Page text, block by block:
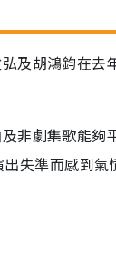
及胡鴻鈞在
非劇集歌能夠
失準而感到